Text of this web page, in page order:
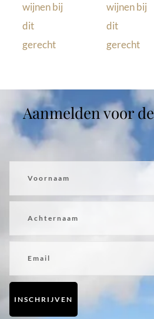
wijnen bij
dit
gerecht
wijnen bij
dit
gerecht
Aanmelden voor
INSCHRIJVEN